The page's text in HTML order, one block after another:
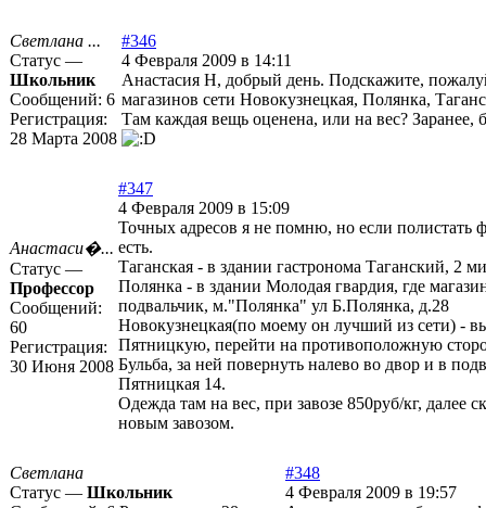
Светлана ...
Статус —
Школьник
Сообщений: 6
Регистрация:
28 Марта 2008
#346
4 Февраля 2009 в 14:11
Анастасия Н, добрый день. Подскажите,
магазинов сети Новокузнецкая, Полянка,
Там каждая вещь оценена, или на вес? Заранее,
Анастаси�...
Статус —
Профессор
Сообщений:
60
Регистрация:
30 Июня 2008
#347
4 Февраля 2009 в 15:09
Точных адресов я не помню, но если полистать
есть.
Таганская - в здании гастронома Таганский, 2
Полянка - в здании Молодая гвардия, где
подвальчик, м."Полянка" ул Б.Полянка, д.28
Новокузнецкая(по моему он лучший из сети) -
Пятницкую, перейти на противоположную
Бульба, за ней повернуть налево во двор и в
Пятницкая 14.
Одежда там на вес, при завозе 850руб/кг, далее
новым завозом.
Светлана
Статус — Школьник
#348
4 Февраля 2009 в 19:57